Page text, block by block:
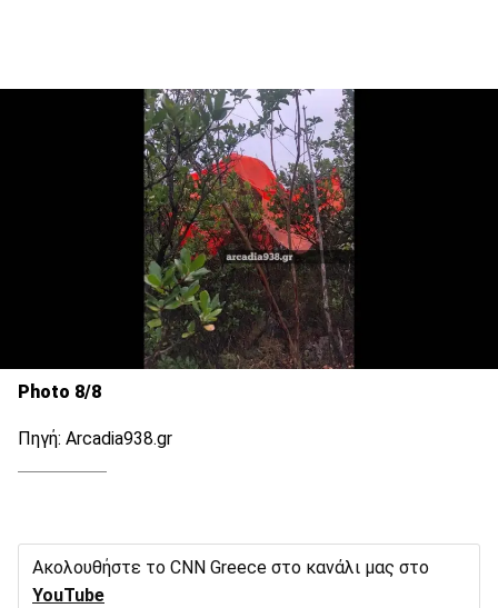
Photo 8/8
Πηγή: Αrcadia938.gr
Ακολουθήστε το CNN Greece στο κανάλι μας στο
YouTube